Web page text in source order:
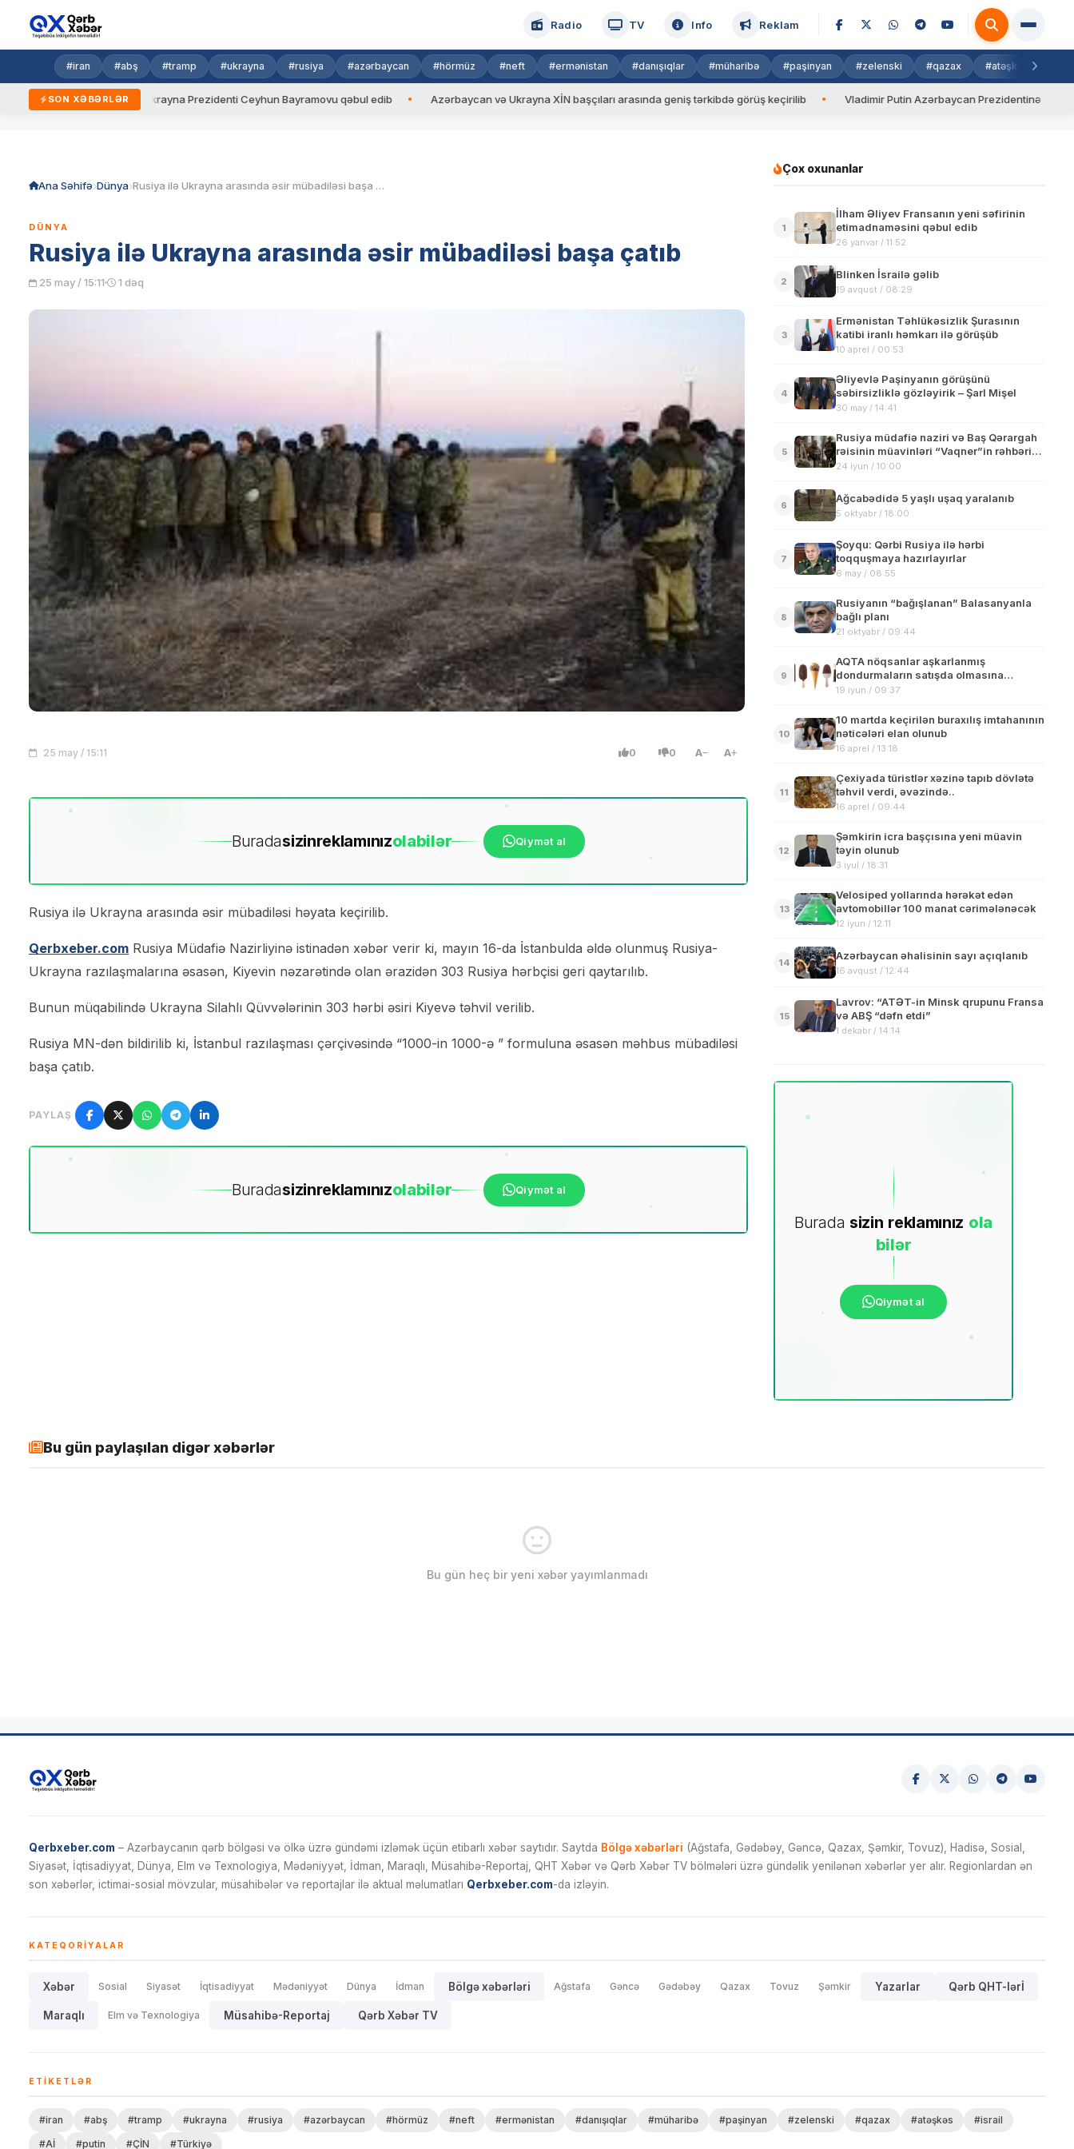
Radio TV Info Reklam
#iran #abş #tramp #ukrayna #rusiya #azərbaycan #hörmüz #neft #ermənistan #danışıqlar #müharibə #paşinyan #zelenski #qazax #atəşkəs
SON XƏBƏRLƏR
qaydalar Ukrayna Prezidenti Ceyhun Bayramovu qəbul edib Azərbaycan və Ukrayna XİN başçıları arasında geniş tərkibdə görüş keçirilib Vladimir Putin Azərbaycan Prezidentinə zəng edib
Ana Səhifə Dünya Rusiya ilə Ukrayna arasında əsir mübadiləsi başa çatıb
DÜNYA
Rusiya ilə Ukrayna arasında əsir mübadiləsi başa çatıb
25 may / 15:11 1 dəq
25 may / 15:11 0 0 A A
Buradasizinreklamınızolabilər Qiymət al
Rusiya ilə Ukrayna arasında əsir mübadiləsi həyata keçirilib.
Qerbxeber.com Rusiya Müdafiə Nazirliyinə istinadən xəbər verir ki, mayın 16-da İstanbulda əldə olunmuş Rusiya-
Ukrayna razılaşmalarına əsasən, Kiyevin nəzarətində olan ərazidən 303 Rusiya hərbçisi geri qaytarılıb.
Bunun müqabilində Ukrayna Silahlı Qüvvələrinin 303 hərbi əsiri Kiyevə təhvil verilib.
Rusiya MN-dən bildirilib ki, İstanbul razılaşması çərçivəsində “1000-in 1000-ə ” formuluna əsasən məhbus mübadiləsi
başa çatıb.
PAYLAŞ
Buradasizinreklamınızolabilər Qiymət al
Çox oxunanlar
1
İlham Əliyev Fransanın yeni səfirinin
etimadnaməsini qəbul edib
26 yanvar / 11:52
2
Blinken İsrailə gəlib
19 avqust / 08:29
3
Ermənistan Təhlükəsizlik Şurasının
katibi iranlı həmkarı ilə görüşüb
10 aprel / 00:53
4
Əliyevlə Paşinyanın görüşünü
səbirsizliklə gözləyirik – Şarl Mişel
30 may / 14:41
5
Rusiya müdafiə naziri və Baş Qərargah
rəisinin müavinləri “Vaqner”in rəhbəri
ilə görüşüb
24 iyun / 10:00
6
Ağcabədidə 5 yaşlı uşaq yaralanıb
5 oktyabr / 18:00
7
Şoyqu: Qərbi Rusiya ilə hərbi
toqquşmaya hazırlayırlar
6 may / 08:55
8
Rusiyanın “bağışlanan” Balasanyanla
bağlı planı
21 oktyabr / 09:44
9
AQTA nöqsanlar aşkarlanmış
dondurmaların satışda olmasına
münasibət bildirib
19 iyun / 09:37
10
10 martda keçirilən buraxılış imtahanının
nəticələri elan olunub
16 aprel / 13:18
11
Çexiyada türistlər xəzinə tapıb dövlətə
təhvil verdi, əvəzində..
16 aprel / 09:44
12
Şəmkirin icra başçısına yeni müavin
təyin olunub
3 iyul / 18:31
13
Velosiped yollarında hərəkət edən
avtomobillər 100 manat cərimələnəcək
12 iyun / 12:11
14
Azərbaycan əhalisinin sayı açıqlanıb
16 avqust / 12:44
15
Lavrov: “ATƏT-in Minsk qrupunu Fransa
və ABŞ “dəfn etdi”
1 dekabr / 14:14
Burada sizin reklamınız ola
bilər
Qiymət al
Bu gün paylaşılan digər xəbərlər
Bu gün heç bir yeni xəbər yayımlanmadı
Qerbxeber.com – Azərbaycanın qərb bölgəsi və ölkə üzrə gündəmi izləmək üçün etibarlı xəbər saytıdır. Saytda Bölgə xəbərləri (Ağstafa, Gədəbəy, Gəncə, Qazax, Şəmkir, Tovuz), Hadisə, Sosial,
Siyasət, İqtisadiyyat, Dünya, Elm və Texnologiya, Mədəniyyət, İdman, Maraqlı, Müsahibə-Reportaj, QHT Xəbər və Qərb Xəbər TV bölmələri üzrə gündəlik yenilənən xəbərlər yer alır. Regionlardan ən
son xəbərlər, ictimai-sosial mövzular, müsahibələr və reportajlar ilə aktual məlumatları Qerbxeber.com-da izləyin.
KATEQORIYALAR
Xəbər Sosial Siyasət İqtisadiyyat Mədəniyyət Dünya İdman Bölgə xəbərləri Ağstafa Gəncə Gədəbəy Qazax Tovuz Şəmkir Yazarlar Qərb QHT-lərİ
Maraqlı Elm və Texnologiya Müsahibə-Reportaj Qərb Xəbər TV
ETIKETLƏR
#iran #abş #tramp #ukrayna #rusiya #azərbaycan #hörmüz #neft #ermənistan #danışıqlar #müharibə #paşinyan #zelenski #qazax #atəşkəs
#israil
#Aİ
#putin #ÇİN #Türkiyə